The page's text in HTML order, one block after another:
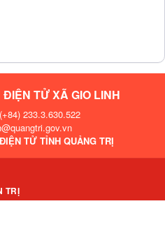
TỬ XÃ GIO LINH
(+84) 233.3.630.522
TỬ TỈNH QUẢNG TRỊ
TRỊ